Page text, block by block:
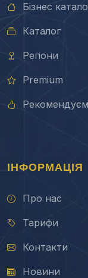
Бізнес
Каталог
Регіони
Premium
ІНФОРМАЦІЯ
Про нас
Тарифи
Контакти
Новини